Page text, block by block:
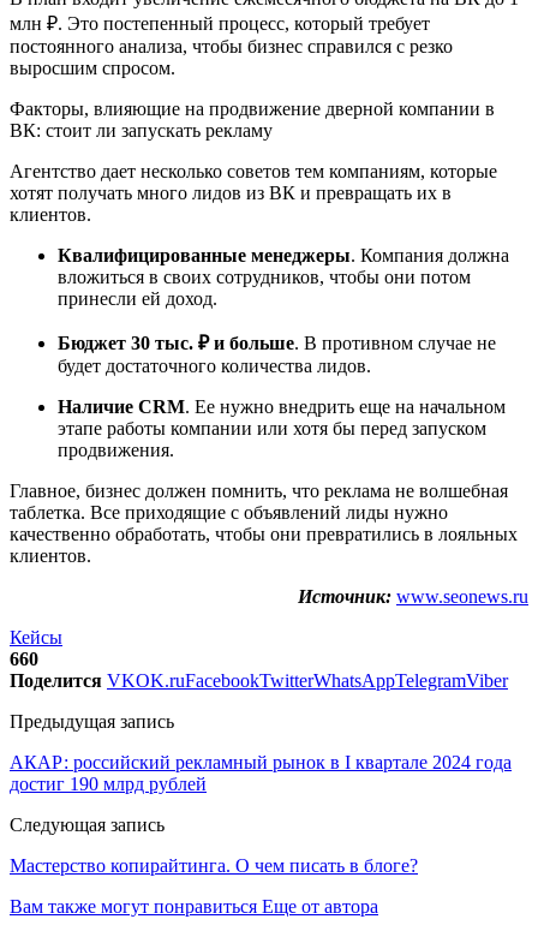
млн ₽. Это постепенный процесс, который требует
постоянного анализа, чтобы бизнес справился с резко
выросшим спросом.
Факторы, влияющие на продвижение дверной компании в
ВК: стоит ли запускать рекламу
Агентство дает несколько советов тем компаниям, которые
хотят получать много лидов из ВК и превращать их в
клиентов.
Квалифицированные менеджеры. Компания должна
вложиться в своих сотрудников, чтобы они потом
принесли ей доход.
Бюджет 30 тыс. ₽ и больше. В противном случае не
будет достаточного количества лидов.
Наличие CRM. Ее нужно внедрить еще на начальном
этапе работы компании или хотя бы перед запуском
продвижения.
Главное, бизнес должен помнить, что реклама не волшебная
таблетка. Все приходящие с объявлений лиды нужно
качественно обработать, чтобы они превратились в лояльных
клиентов.
Источник: www.seonews.ru
Кейсы
660
Поделится VKOK.ruFacebookTwitterWhatsAppTelegramViber
Предыдущая запись
АКАР: российский рекламный рынок в I квартале 2024 года
достиг 190 млрд рублей
Следующая запись
Мастерство копирайтинга. О чем писать в блоге?
Вам также могут понравиться Еще от автора